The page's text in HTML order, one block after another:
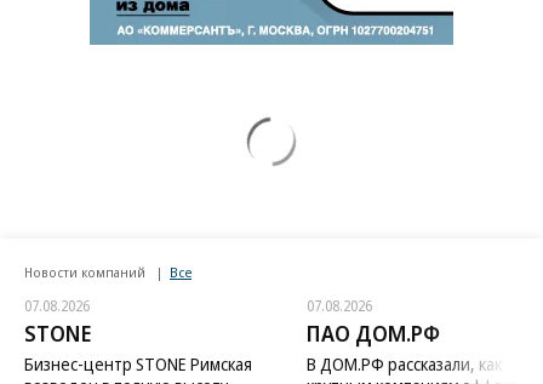
Новости компаний Все
07.08.2026
STONE
Бизнес-центр STONE Римская
07.08.2026
ПАО ДОМ.РФ
В ДОМ.РФ рассказали, как